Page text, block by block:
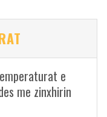
e
me zinxhirin